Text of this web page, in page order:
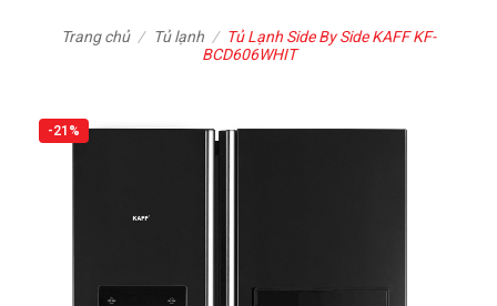
Trang chủ / Tủ lạnh / Tủ Lạnh Side By Side KAFF KF-
BCD606WHIT
-21%